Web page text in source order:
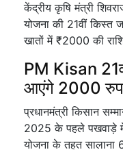
केंद्रीय कृषि मंत्री
योजना की 21वीं किस्त
खातों में ₹2000 की
PM Kisan
आएंगे 2000
प्रधानमंत्री किसान
2025 के पहले पखवाड़े
योजना के तहत